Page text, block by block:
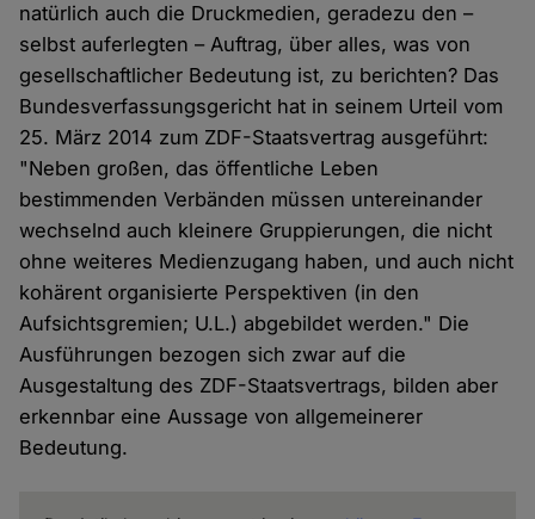
natürlich auch die Druckmedien, geradezu den –
selbst auferlegten – Auftrag, über alles, was von
gesellschaftlicher Bedeutung ist, zu berichten? Das
Bundesverfassungsgericht hat in seinem Urteil vom
25. März 2014 zum ZDF-Staatsvertrag ausgeführt:
"Neben großen, das öffentliche Leben
bestimmenden Verbänden müssen untereinander
wechselnd auch kleinere Gruppierungen, die nicht
ohne weiteres Medienzugang haben, und auch nicht
kohärent organisierte Perspektiven (in den
Aufsichtsgremien; U.L.) abgebildet werden." Die
Ausführungen bezogen sich zwar auf die
Ausgestaltung des ZDF-Staatsvertrags, bilden aber
erkennbar eine Aussage von allgemeinerer
Bedeutung.